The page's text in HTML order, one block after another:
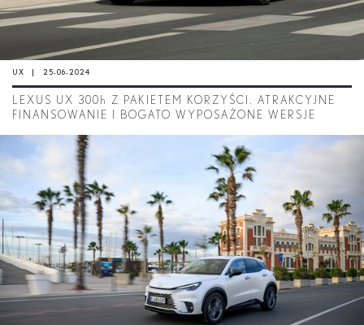
UX 25-06-2024
LEXUS UX 300 h
Z PAKIETEM KORZYŚCI. ATRAKCYJNE
FINANSOWANIE I BOGATO WYPOSAŻONE WERSJE